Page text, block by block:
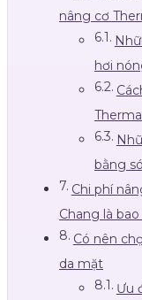
nâng cơ
hơi
bằng
Chi phí
Chang là
Có nên
da mặt
Ưu